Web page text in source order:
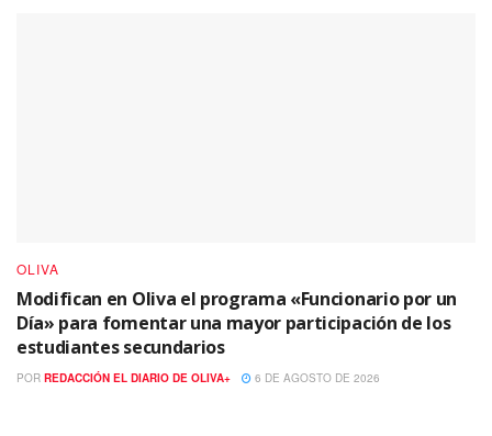
OLIVA
Modifican en Oliva el programa «Funcionario por un
Día» para fomentar una mayor participación de los
estudiantes secundarios
POR REDACCIÓN EL DIARIO DE OLIVA+ 6 DE AGOSTO DE 2026